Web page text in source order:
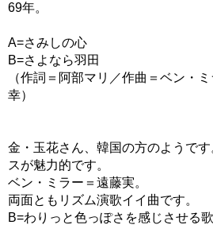
69年。
A=さみしの心
B=さよなら羽田
（作詞＝阿部マリ／作曲＝ベン・
幸）
金・玉花さん、韓国の方のようで
スが魅力的です。
ベン・ミラー＝遠藤実。
両面ともリズム演歌イイ曲です。
B=わりっと色っぽさを感じさせる